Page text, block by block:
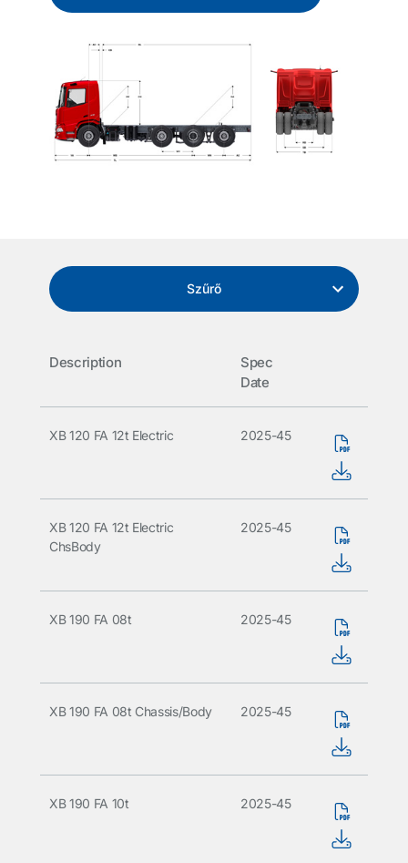
Szűrő
Description
Spec
Date
XB 120 FA 12t Electric 2025-45
XB 120 FA 12t Electric
ChsBody
2025-45
XB 190 FA 08t 2025-45
XB 190 FA 08t Chassis/Body 2025-45
XB 190 FA 10t 2025-45